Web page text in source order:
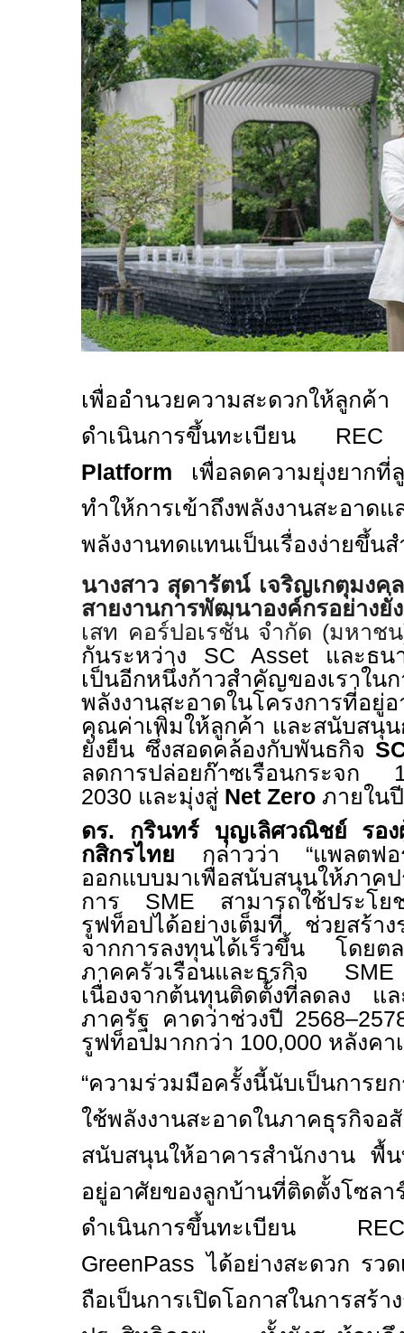
เพื่ออำนวยความสะดวกให้ลูก
ดำเนินการขึ้นทะเบียน
Platform
เพื่อลดความยุ่งยากที่
ทำให้การเข้าถึงพลังงานสะอาดแ
พลังงานทดแทนเป็นเรื่องง่ายขึ้น
นางสาว สุดารัตน์ เจริญเกตุมงค
สายงานการพัฒนาองค์กรอย่างยั่
เสท คอร์ปอเรชั่น จำกัด (มหาช
กันระหว่าง SC Asset และธน
เป็นอีกหนึ่งก้าวสำคัญของเราใน
พลังงานสะอาดในโครงการที่อยู่
คุณค่าเพิ่มให้ลูกค้า และสนับสนุน
ยั่งยืน ซึ่งสอดคล้องกับพันธกิจ
ลดการปล่อยก๊าซเรือนกระจก
2030 และมุ่งสู่ Net Zero ภายใน
ดร. กรินทร์ บุญเลิศวณิชย์ รอง
กสิกรไทย กล่าวว่า “แพลต
ออกแบบมาเพื่อสนับสนุนให้ภาค
การ SME สามารถใช้ประโย
รูฟท็อปได้อย่างเต็มที่ ช่วยสร้า
จากการลงทุนได้เร็วขึ้น โดยต
ภาคครัวเรือนและธุรกิจ
เนื่องจากต้นทุนติดตั้งที่ลดลง แ
ภาครัฐ คาดว่าช่วงปี
รูฟท็อปมากกว่า 100,000 หลังคา
“ความร่วมมือครั้งนี้นับเป็นการย
ใช้พลังงานสะอาดในภาคธุรกิ
สนับสนุนให้อาคารสำนักงาน พื้
อยู่อาศัยของลูกบ้านที่ติดตั้งโ
ดำเนินการขึ้นทะเบียน
GreenPassได้อย่างสะดวก รว
ถือเป็นการเปิดโอกาสในการสร้า